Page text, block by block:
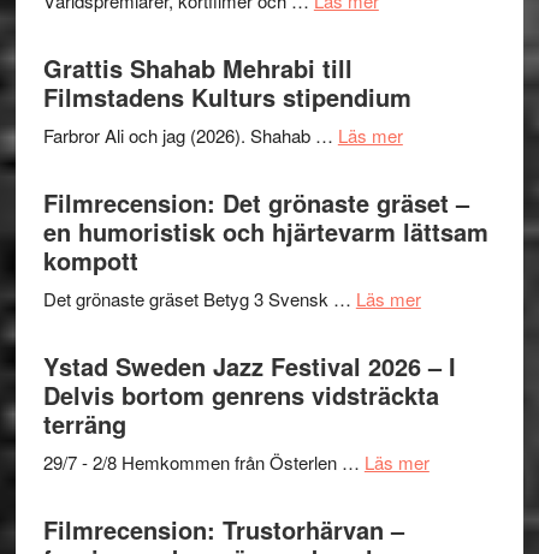
X-
I
Want
to
Believe
Vrach
Frankenshtey
med
Mulder
och
Dana
presenterar
19
titlar
i
Grattis Shahab Mehrabi till
Filmstadens Kulturs stipendium
Farbror Ali och jag (2026). Shahab … Läs merom
Shahab
Mehrabi
till
Kulturs
Filmrecension: Det grönaste gräset –
en humoristisk och hjärtevarm lättsam
kompott
Det grönaste gräset Betyg 3 Svensk … Läs merom
Det
grönaste
gräset
en
Ystad Sweden Jazz Festival 2026 – I
Delvis bortom genrens vidsträckta
terräng
29/7 - 2/8 Hemkommen från Österlen … Läs merom
Filmrecension: Trustorhärvan –